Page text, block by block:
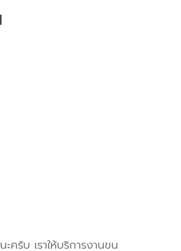
รับ เราให้บริการงานขน